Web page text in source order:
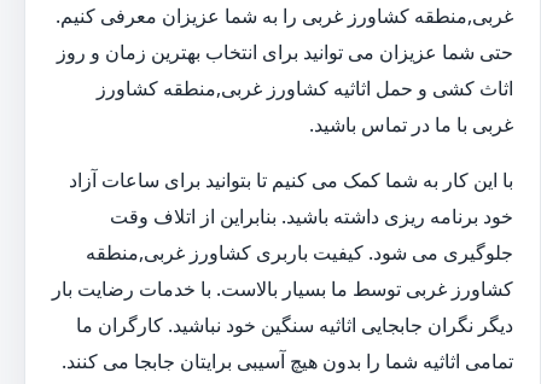
غربی,منطقه کشاورز غربی را به شما عزیزان معرفی کنیم.
حتی شما عزیزان می توانید برای انتخاب بهترین زمان و روز
اثاث کشی و حمل اثاثیه کشاورز غربی,منطقه کشاورز
غربی با ما در تماس باشید.
با این کار به شما کمک می کنیم تا بتوانید برای ساعات آزاد
خود برنامه ریزی داشته باشید. بنابراین از اتلاف وقت
جلوگیری می شود. کیفیت باربری کشاورز غربی,منطقه
کشاورز غربی توسط ما بسیار بالاست. با خدمات رضایت بار
دیگر نگران جابجایی اثاثیه سنگین خود نباشید. کارگران ما
تمامی اثاثیه شما را بدون هیچ آسیبی برایتان جابجا می کنند.